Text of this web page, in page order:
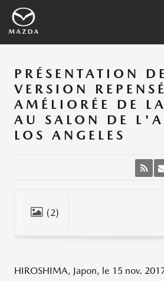
PRÉSENTATION
VERSION
AMÉLIORÉE DE
AU SALON DE
LOS ANGELES
(2)
HIROSHIMA, Japon, le 15 nov.